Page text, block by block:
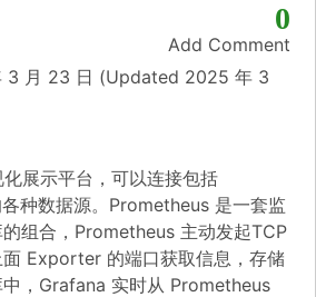
0
Add Comment
3 月 23 日 (Updated 2025 年 3
展示平台，可以连接包括
种数据源。Prometheus 是一套监
组合，Prometheus 主动发起TCP
Exporter 的端口获取信息，存储
，Grafana 实时从 Prometheus